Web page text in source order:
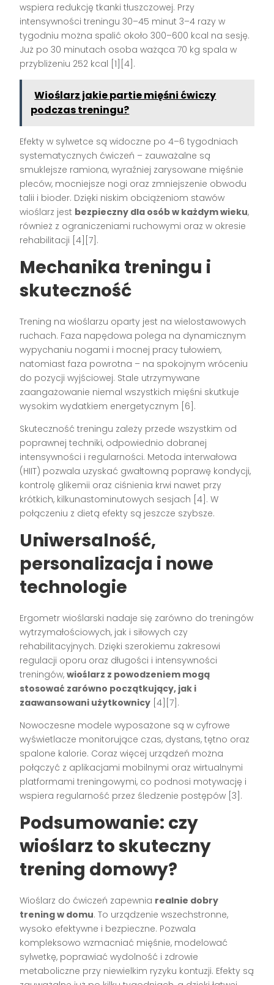
wspiera redukcję tkanki tłuszczowej. Przy
intensywności treningu 30–45 minut 3–4 razy w
tygodniu można spalić około 300–600 kcal na sesję.
Już po 30 minutach osoba ważąca 70 kg spala w
przybliżeniu 252 kcal [1][4] .
Wioślarz jakie partie mięśni ćwiczy
podczas treningu?
Efekty w sylwetce są widoczne po 4–6 tygodniach
systematycznych ćwiczeń – zauważalne są
smuklejsze ramiona, wyraźniej zarysowane mięśnie
pleców, mocniejsze nogi oraz zmniejszenie obwodu
talii i bioder. Dzięki niskim obciążeniom stawów
wioślarz jest bezpieczny dla osób w każdym wieku,
również z ograniczeniami ruchowymi oraz w okresie
rehabilitacji [4][7] .
Mechanika treningu i
skuteczność
Trening na wioślarzu oparty jest na wielostawowych
ruchach. Faza napędowa polega na dynamicznym
wypychaniu nogami i mocnej pracy tułowiem,
natomiast faza powrotna – na spokojnym wróceniu
do pozycji wyjściowej. Stale utrzymywane
zaangażowanie niemal wszystkich mięśni skutkuje
wysokim wydatkiem energetycznym [6] .
Skuteczność treningu zależy przede wszystkim od
poprawnej techniki, odpowiednio dobranej
intensywności i regularności. Metoda interwałowa
(HIIT) pozwala uzyskać gwałtowną poprawę kondycji,
kontrolę glikemii oraz ciśnienia krwi nawet przy
krótkich, kilkunastominutowych sesjach [4] . W
połączeniu z dietą efekty są jeszcze szybsze.
Uniwersalność,
personalizacja i nowe
technologie
Ergometr wioślarski nadaje się zarówno do treningów
wytrzymałościowych, jak i siłowych czy
rehabilitacyjnych. Dzięki szerokiemu zakresowi
regulacji oporu oraz długości i intensywności
treningów,wioślarz z powodzeniem mogą
stosować zarówno początkujący, jak i
zaawansowani użytkownicy [4][7] .
Nowoczesne modele wyposażone są w cyfrowe
wyświetlacze monitorujące czas, dystans, tętno oraz
spalone kalorie. Coraz więcej urządzeń można
połączyć z aplikacjami mobilnymi oraz wirtualnymi
platformami treningowymi, co podnosi motywację i
wspiera regularność przez śledzenie postępów [3] .
Podsumowanie: czy
wioślarz to skuteczny
trening domowy?
Wioślarz do ćwiczeń zapewnia realnie dobry
trening w domu. To urządzenie wszechstronne,
wysoko efektywne i bezpieczne. Pozwala
kompleksowo wzmacniać mięśnie, modelować
sylwetkę, poprawiać wydolność i zdrowie
metaboliczne przy niewielkim ryzyku kontuzji. Efekty są